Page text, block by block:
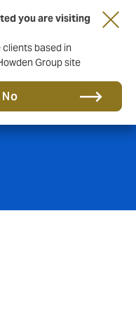
you are visiting
clients based in
Group site
No